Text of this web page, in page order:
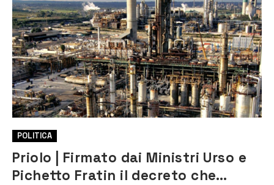
POLITICA
Priolo | Firmato dai Ministri Urso e
Pichetto Fratin il decreto che